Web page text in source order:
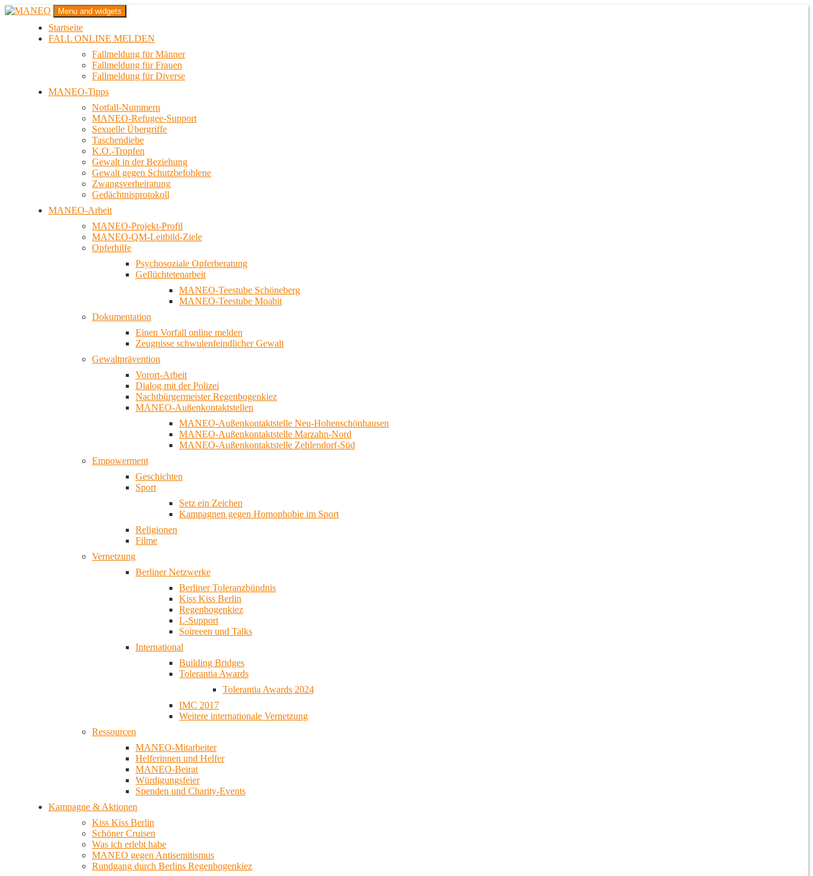
Zum
MANEO
Das schwule Anti-Gewalt-Projekt in Berlin
Menu and widgets
Startseite
FALL ONLINE MELDEN
Fallmeldung für Männer
Fallmeldung für Frauen
Fallmeldung für Diverse
MANEO-Tipps
Notfall-Nummern
MANEO-Refugee-Support
Sexuelle Übergriffe
Taschendiebe
K.O.-Tropfen
Gewalt in der Beziehung
Gewalt gegen Schutzbefohlene
Zwangsverheiratung
Gedächtnisprotokoll
MANEO-Arbeit
MANEO-Projekt-Profil
MANEO-QM-Leitbild-Ziele
Opferhilfe
Psychosoziale Opferberatung
Geflüchtetenarbeit
MANEO-Teestube Schöneberg
MANEO-Teestube Moabit
Dokumentation
Einen Vorfall online melden
Zeugnisse schwulenfeindlicher Gewalt
Gewaltprävention
Vorort-Arbeit
Dialog mit der Polizei
Nachtbürgermeister Regenbogenkiez
MANEO-Außenkontaktstellen
MANEO-Außenkontaktstelle Neu-Hohenschönhausen
MANEO-Außenkontaktstelle Marzahn-Nord
MANEO-Außenkontaktstelle Zehlendorf-Süd
Empowerment
Geschichten
Sport
Setz ein Zeichen
Kampagnen gegen Homophobie im Sport
Religionen
Filme
Vernetzung
Berliner Netzwerke
Berliner Toleranzbündnis
Kiss Kiss Berlin
Regenbogenkiez
L-Support
Soireeen und Talks
International
Building Bridges
Tolerantia Awards
Tolerantia Awards 2024
IMC 2017
Weitere internationale Vernetzung
Ressourcen
MANEO-Mitarbeiter
Helferinnen und Helfer
MANEO-Beirat
Würdigungsfeier
Spenden und Charity-Events
Kampagne & Aktionen
Kiss Kiss Berlin
Schöner Cruisen
Was ich erlebt habe
MANEO gegen Antisemitismus
Rundgang durch Berlins Regenbogenkiez